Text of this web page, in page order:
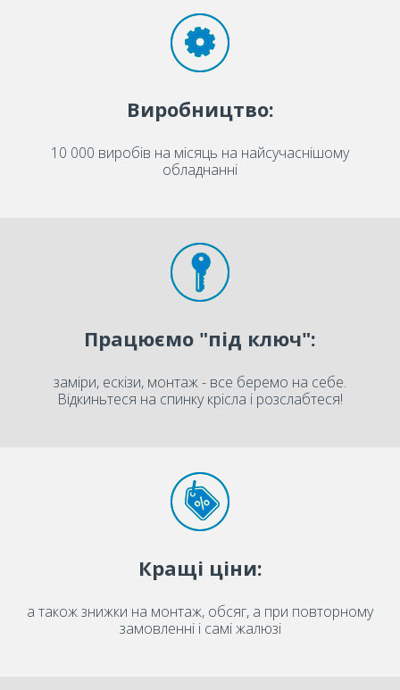
Виробництво:
10 000 виробів на місяць на найсучаснішому
обладнанні
Працюємо "під ключ":
заміри, ескізи, монтаж - все беремо на себе.
Відкиньтеся на спинку крісла і розслабтеся!
Кращі ціни:
а також знижки на монтаж, обсяг, а при повторному
замовленні і самі жалюзі